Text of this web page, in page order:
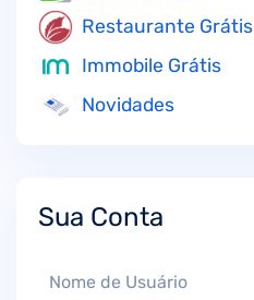
Restaurante Grátis
Immobile Grátis
Novidades
Sua Conta